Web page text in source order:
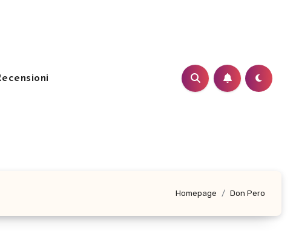
Homepage Don Pero